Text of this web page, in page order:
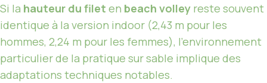
Si la hauteur du filet en beach volley reste souvent
identique à la version indoor (2,43 m pour les
hommes, 2,24 m pour les femmes), l’environnement
particulier de la pratique sur sable implique des
adaptations techniques notables.